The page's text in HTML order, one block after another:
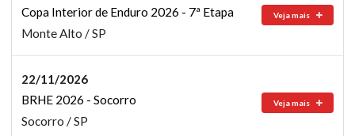
Copa Interior de Enduro 2026 - 7ª Etapa
Veja mais
Monte Alto / SP
22/11/2026
BRHE 2026 - Socorro
Veja mais
Socorro / SP